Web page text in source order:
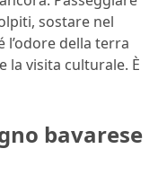
sostare nel
della terra
la visita culturale. È
bavarese